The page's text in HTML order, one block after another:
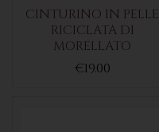
CINTURINO IN PELLE
RICICLATA DI
MORELLATO
€19.00